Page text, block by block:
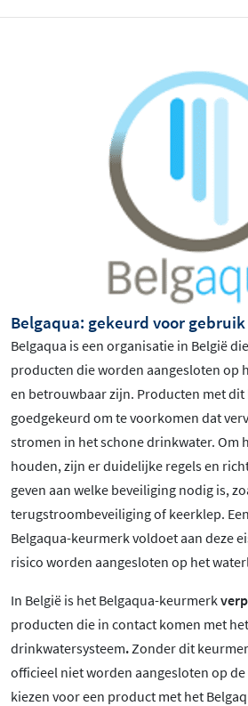
Belgaqua: gekeurd voor
Belgaqua is een organisatie in België
producten die worden aangesloten op
en betrouwbaar zijn. Producten met
goedgekeurd om te voorkomen dat
stromen in het schone drinkwater. Om
houden, zijn er duidelijke regels en
geven aan welke beveiliging nodig is,
terugstroombeveiliging of keerklep.
Belgaqua-keurmerk voldoet aan deze
risico worden aangesloten op het
In België is het Belgaqua-keurmerk
producten die in contact komen met het
drinkwatersysteem. Zonder dit
officieel niet worden aangesloten op
kiezen voor een product met het